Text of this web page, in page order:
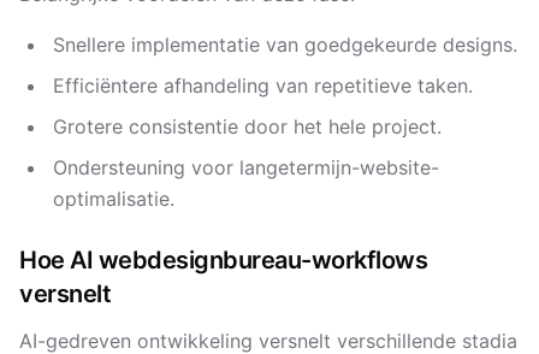
Snellere implementatie van goedgekeurde designs.
Efficiëntere afhandeling van repetitieve taken.
Grotere consistentie door het hele project.
Ondersteuning voor langetermijn-website-
optimalisatie.
Hoe AI webdesignbureau-workflows
versnelt
AI-gedreven ontwikkeling versnelt verschillende stadia